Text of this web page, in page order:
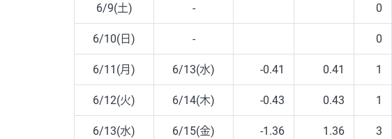
6/9(土) - 0
6/10(日) - 0
6/11(月) 6/13(水) -0.41 0.41 1
6/12(火) 6/14(木) -0.43 0.43 1
6/13(水) 6/15(金) -1.36 1.36 3